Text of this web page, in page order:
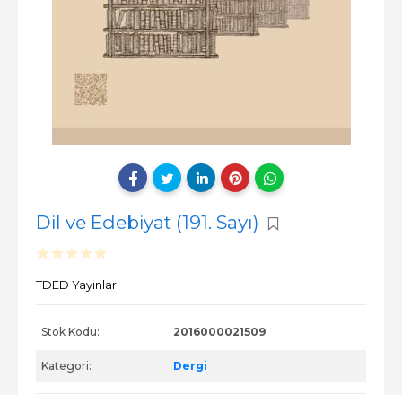
Dil ve Edebiyat (191. Sayı)
TDED Yayınları
Stok Kodu: 2016000021509
Kategori: Dergi